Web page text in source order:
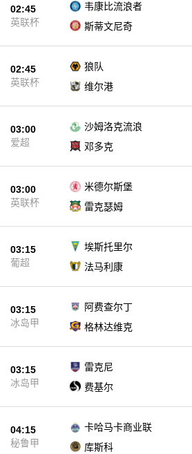
02:45
英联杯
韦康比流浪者
斯蒂文尼奇
02:45
英联杯
狼队
维尔港
03:00
爱超
沙姆洛克流浪
邓多克
03:00
英联杯
米德尔斯堡
雷克瑟姆
03:15
葡超
埃斯托里尔
法马利康
03:15
冰岛甲
阿费查尔丁
格林达维克
03:15
冰岛甲
雷克尼
费基尔
04:15
秘鲁甲
卡哈马卡商业联
库斯科